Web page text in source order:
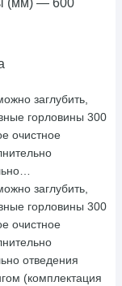
(мм) — 600
заглубить,
горловины 300
очистное
заглубить,
горловины 300
очистное
отведения
(комплектация